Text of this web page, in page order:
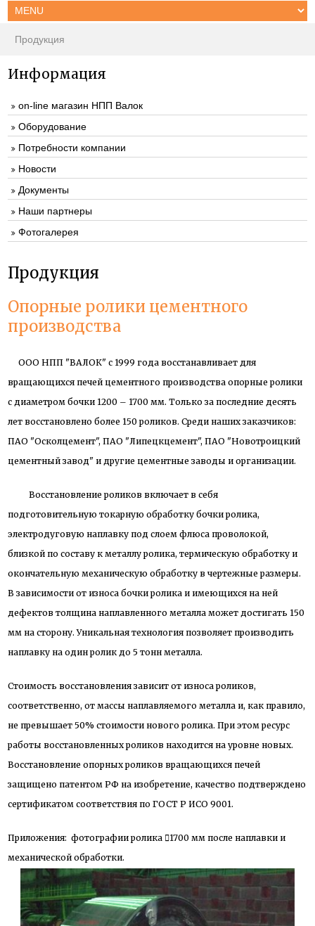
Продукция
Информация
on-line магазин НПП Валок
Оборудование
Потребности компании
Новости
Документы
Наши партнеры
Фотогалерея
Продукция
Опорные ролики цементного
производства
ООО НПП "ВАЛОК" с 1999 года восстанавливает для
вращающихся печей цементного производства опорные ролики
с диаметром бочки 1200 – 1700 мм. Только за последние десять
лет восстановлено более 150 роликов. Среди наших заказчиков:
ПАО "Осколцемент", ПАО "Липецкцемент", ПАО "Новотроицкий
цементный завод" и другие цементные заводы и организации.
Восстановление роликов включает в себя
подготовительную токарную обработку бочки ролика,
электродуговую наплавку под слоем флюса проволокой,
близкой по составу к металлу ролика, термическую обработку и
окончательную механическую обработку в чертежные размеры.
В зависимости от износа бочки ролика и имеющихся на ней
дефектов толщина наплавленного металла может достигать 150
мм на сторону. Уникальная технология позволяет производить
наплавку на один ролик до 5 тонн металла.
Стоимость восстановления зависит от износа роликов,
соответственно, от массы наплавляемого металла и, как правило,
не превышает 50% стоимости нового ролика. При этом ресурс
работы восстановленных роликов находится на уровне новых.
Восстановление опорных роликов вращающихся печей
защищено патентом РФ на изобретение, качество подтверждено
сертификатом соответствия по ГОСТ Р ИСО 9001.
Приложения: фотографии ролика 1700 мм после наплавки и
механической обработки.